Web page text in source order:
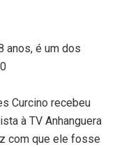
anos, é um dos
Curcino recebeu
à TV Anhanguera
com que ele fosse